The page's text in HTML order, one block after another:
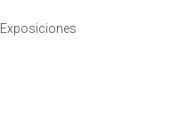
Exposiciones